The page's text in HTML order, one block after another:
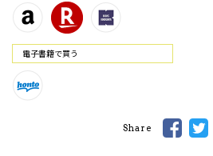
電⼦書籍で買う
Share